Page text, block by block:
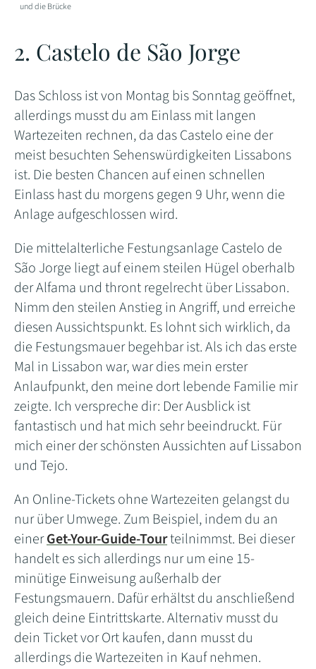
und die Brücke
2. Castelo de São Jorge
Das Schloss ist von Montag bis Sonntag geöffnet,
allerdings musst du am Einlass mit langen
Wartezeiten rechnen, da das Castelo eine der
meist besuchten Sehenswürdigkeiten Lissabons
ist. Die besten Chancen auf einen schnellen
Einlass hast du morgens gegen 9 Uhr, wenn die
Anlage aufgeschlossen wird.
Die mittelalterliche Festungsanlage Castelo de
São Jorge liegt auf einem steilen Hügel oberhalb
der Alfama und thront regelrecht über Lissabon.
Nimm den steilen Anstieg in Angriff, und erreiche
diesen Aussichtspunkt. Es lohnt sich wirklich, da
die Festungsmauer begehbar ist. Als ich das erste
Mal in Lissabon war, war dies mein erster
Anlaufpunkt, den meine dort lebende Familie mir
zeigte. Ich verspreche dir: Der Ausblick ist
fantastisch und hat mich sehr beeindruckt. Für
mich einer der schönsten Aussichten auf Lissabon
und Tejo.
An Online-Tickets ohne Wartezeiten gelangst du
nur über Umwege. Zum Beispiel, indem du an
einerGet-Your-Guide-Tourteilnimmst. Bei dieser
handelt es sich allerdings nur um eine 15-
minütige Einweisung außerhalb der
Festungsmauern. Dafür erhältst du anschließend
gleich deine Eintrittskarte. Alternativ musst du
dein Ticket vor Ort kaufen, dann musst du
allerdings die Wartezeiten in Kauf nehmen.